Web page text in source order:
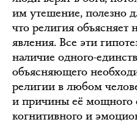
им утешение, полезно
что религия
явления. Все эти
наличие одного-
объясняющего
религии в любом
и причины её мощного
когнитивного и